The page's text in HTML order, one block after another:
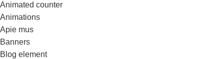
Animated counter
Animations
Apie mus
Banners
Blog element